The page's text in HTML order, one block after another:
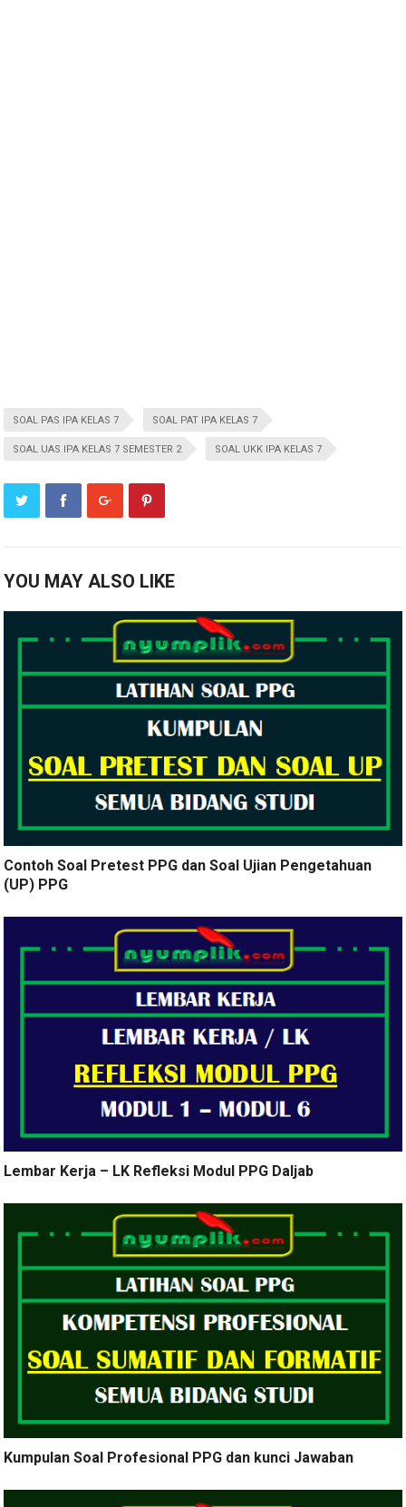
SOAL PAS IPA KELAS 7 SOAL PAT IPA KELAS 7
SOAL UAS IPA KELAS 7 SEMESTER 2 SOAL UKK IPA KELAS 7
YOU MAY ALSO LIKE
Contoh Soal Pretest PPG dan Soal Ujian Pengetahuan
(UP) PPG
Lembar Kerja – LK Refleksi Modul PPG Daljab
Kumpulan Soal Profesional PPG dan kunci Jawaban